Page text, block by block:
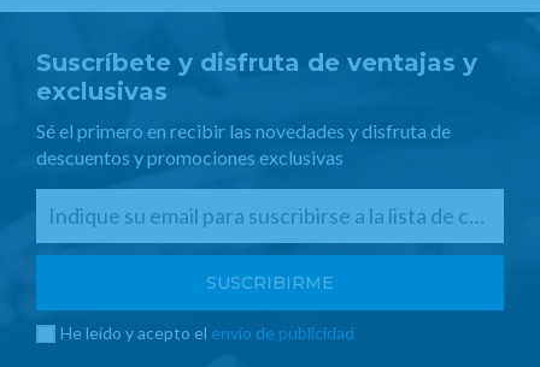
Suscríbete y disfruta de ventajas y
exclusivas
Sé el primero en recibir las novedades y disfruta de
descuentos y promociones exclusivas
He leído y acepto el envío de publicidad